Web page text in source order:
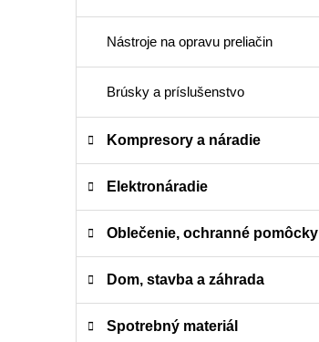
Nástroje na opravu preliačin
Brúsky a príslušenstvo
Kompresory a náradie
Elektronáradie
Oblečenie, ochranné pomôcky
Dom, stavba a záhrada
Spotrebný materiál